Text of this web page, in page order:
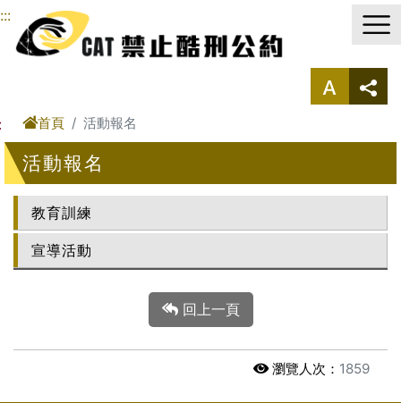
進入內容區塊
:::
首頁 活動報名
活動報名
教育訓練
宣導活動
回上一頁
瀏覽人次： 1859